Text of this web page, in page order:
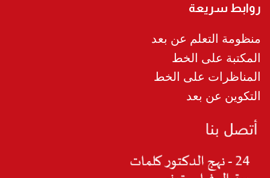
روابط سريعة
منظومة التعلم عن بعد
المكتبة على الخط
المناظرات على الخط
التكوين عن بعد